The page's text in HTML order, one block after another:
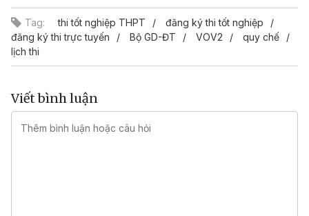
Tag: thi tốt nghiệp THPT
đăng ký thi tốt nghiệp
đăng ký thi trực tuyến
Bộ GD-ĐT VOV2
quy chế
lịch thi
Viết bình luận